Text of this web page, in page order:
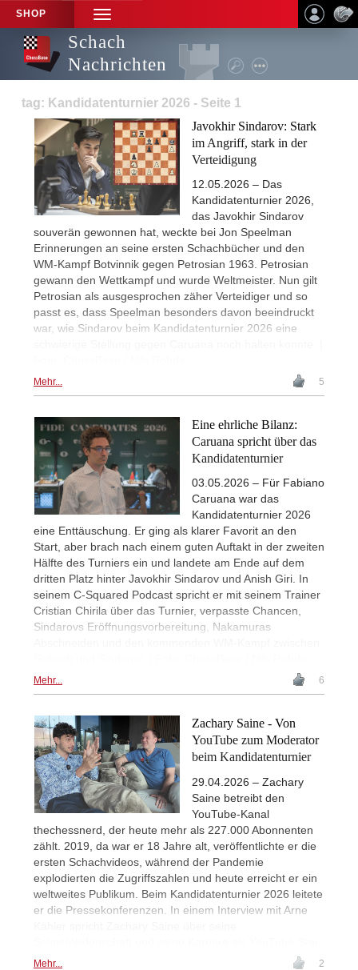
SHOP
TOGGLE
NAVIGATION
Schach
Nachrichten
tag: Kandidatenturnier 2026 - Seite 1
Javokhir Sindarov: Stark
im Angriff, stark in der
Verteidigung
12.05.2026 – Das
Kandidatenturnier 2026,
das Javokhir Sindarov
souverän gewonnen hat, weckte bei Jon Speelman
Erinnerungen an seine ersten Schachbücher und den
WM-Kampf Botvinnik gegen Petrosian 1963. Petrosian
gewann den Wettkampf und wurde Weltmeister. Nun gilt
Petrosian als ausgesprochen zäher Verteidiger und so
passt es, dass Speelman besonders davon beeindruckt
war, wie Sindarov beim Kandidatenturnier 2026 eine
Mehr... 5
Eine ehrliche Bilanz:
Caruana spricht über das
Kandidatenturnier
03.05.2026 – Für Fabiano
Caruana war das
Kandidatenturnier 2026
eine Enttäuschung. Er ging als klarer Favorit an den
Start, aber brach nach einem guten Auftakt in der zweiten
Hälfte des Turniers ein und landete am Ende auf dem
dritten Platz hinter Javokhir Sindarov und Anish Giri. In
seinem C-Squared Podcast spricht er mit seinem Trainer
Cristian Chirila über das Turnier, verpasste Chancen,
Sindarovs Eröffnungsvorbereitung, Nakamuras
Mehr... 6
Zachary Saine - Von
YouTube zum Moderator
beim Kandidatenturnier
29.04.2026 – Zachary
Saine betreibt den
YouTube-Kanal
thechessnerd, der heute mehr als 227.000 Abonnenten
zählt. 2019, da war er 18 Jahre alt, veröffentlichte er die
ersten Schachvideos, während der Pandemie
explodierten die Zugriffszahlen und heute erreicht er ein
weltweites Publikum. Beim Kandidatenturnier 2026 leitete
er die Pressekonferenzen. In einem Interview mit Arne
Mehr... 2